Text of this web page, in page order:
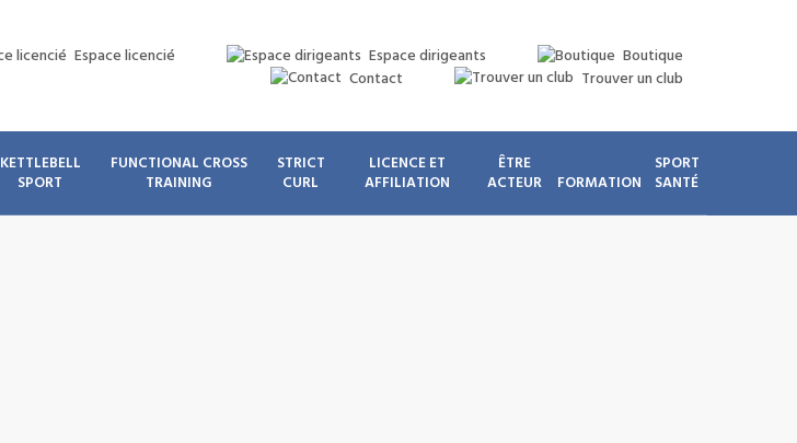
Espace licencié Espace dirigeants
Boutique
Contact
Trouver un club
KETTLEBELL
SPORT
FUNCTIONAL CROSS
TRAINING
STRICT
CURL
LICENCE ET
AFFILIATION
ÊTRE
ACTEUR
FORMATION
SPORT
SANTÉ